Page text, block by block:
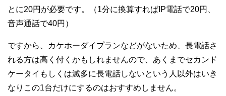
とに20円が必要です。（1分に換算すればIP電話で20円、
音声通話で40円）
ですから、カケホーダイプランなどがないため、長電話さ
れる方は高く付くかもしれませんので、あくまでセカンド
ケータイもしくは滅多に長電話しないという人以外はいき
なりこの1台だけにするのはおすすめしません。